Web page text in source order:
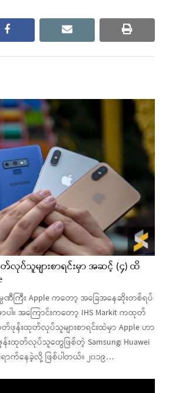
facebook email print
ပ်သူများစာရင်းမှာ အဆင့် (၄) ထိ
ကြီး Apple ကတော့ အခြေအနေဆိုးတစ်ရပ်
ါ။ အကြောင်းကတော့ IHS Markit ကထုတ်
န်းထုတ်လုပ်သူများစာရင်းထဲမှာ Apple ဟာ
ထုတ်လုပ်သူတွေဖြစ်တဲ့ Samsung၊ Huawei
ာက်နေခဲ့လို့ ဖြစ်ပါတယ်။ ၂၀၁၉…